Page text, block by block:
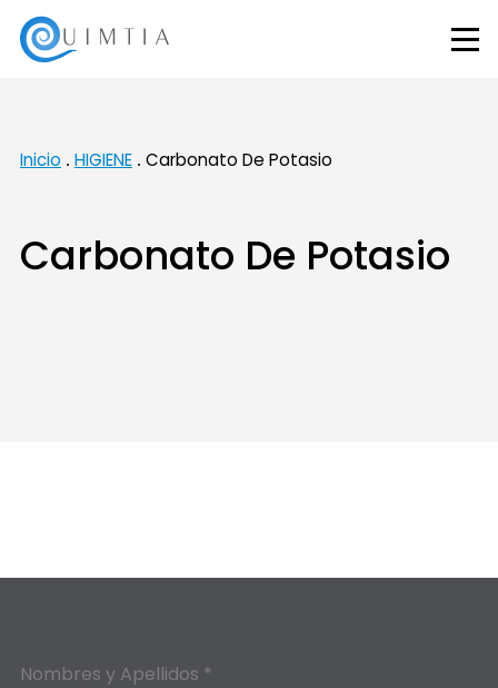
Inicio HIGIENE Carbonato De Potasio
Carbonato De Potasio
Nombres y Apellidos *